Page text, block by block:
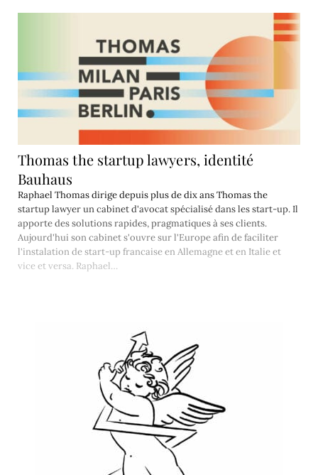
Thomas the startup lawyers, identité
Bauhaus
Raphael Thomas dirige depuis plus de dix ans Thomas the
startup lawyer un cabinet d'avocat spécialisé dans les start-up. Il
apporte des solutions rapides, pragmatiques à ses clients.
Aujourd'hui son cabinet s'ouvre sur l'Europe afin de faciliter
l'instalation de start-up francaise en Allemagne et en Italie et
vice et versa. Raphael…